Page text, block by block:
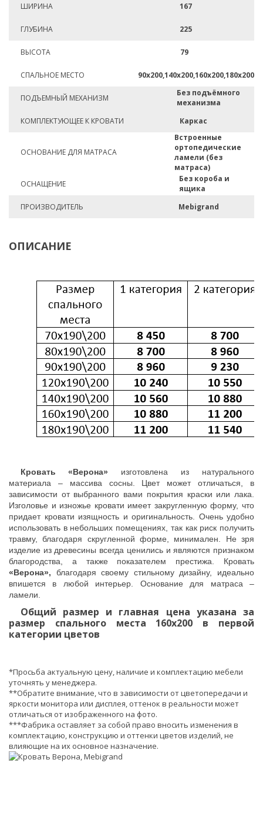
ШИРИНА 167
ГЛУБИНА 225
ВЫСОТА 79
СПАЛЬНОЕ МЕСТО 90х200,140х200,160х200,180х200
ПОДЪЕМНЫЙ МЕХАНИЗМ
Без подъёмного
механизма
КОМПЛЕКТУЮЩЕЕ К КРОВАТИ
Каркас
ОСНОВАНИЕ ДЛЯ МАТРАСА
Встроенные
ортопедические
ламели (без
матраса)
ОСНАЩЕНИЕ
Без короба и
ящика
ПРОИЗВОДИТЕЛЬ
Mebigrand
ОПИСАНИЕ
Кровать «Верона» изготовлена из натурального
материала – массива сосны. Цвет может отличаться, в
зависимости от выбранного вами покрытия краски или лака.
Изголовье и изножье кровати имеет закругленную форму, что
придает кровати изящность и оригинальность. Очень удобно
использовать в небольших помещениях, так как риск получить
травму, благодаря скругленной форме, минимален. Не зря
изделие из древесины всегда ценились и являются признаком
благородства, а также показателем престижа. Кровать
«Верона», благодаря своему стильному дизайну, идеально
впишется в любой интерьер. Основание для матраса –
ламели.
Общий размер и главная цена указана за
размер спального места 160х200 в первой
категории цветов
*Просьба актуальную цену, наличие и комплектацию мебели
уточнять у менеджера.
**Обратите внимание, что в зависимости от цветопередачи и
яркости монитора или дисплея, оттенок в реальности может
отличаться от изображенного на фото.
***Фабрика оставляет за собой право вносить изменения в
комплектацию, конструкцию и оттенки цветов изделий, не
влияющие на их основное назначение.